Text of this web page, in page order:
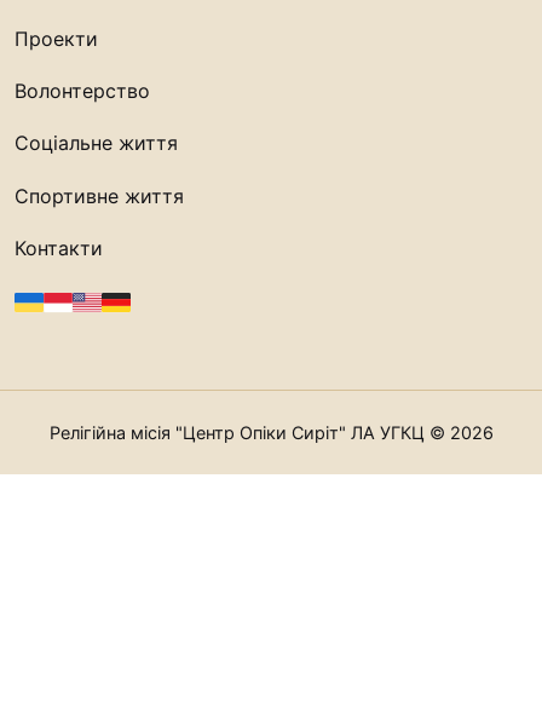
Проекти
Волонтерство
Соціальне життя
Спортивне життя
Контакти
Релігійна місія "Центр Опіки Сиріт" ЛА УГКЦ © 2026